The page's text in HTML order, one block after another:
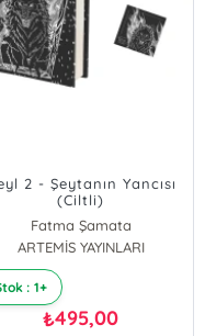
2 - Şeytanın Yancısı
(Ciltli)
Fatma Şamata
ARTEMİS YAYINLARI
: 1+
₺495,00